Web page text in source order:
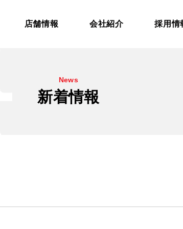
店舗情報 会社紹介 採用情
News
新着情報